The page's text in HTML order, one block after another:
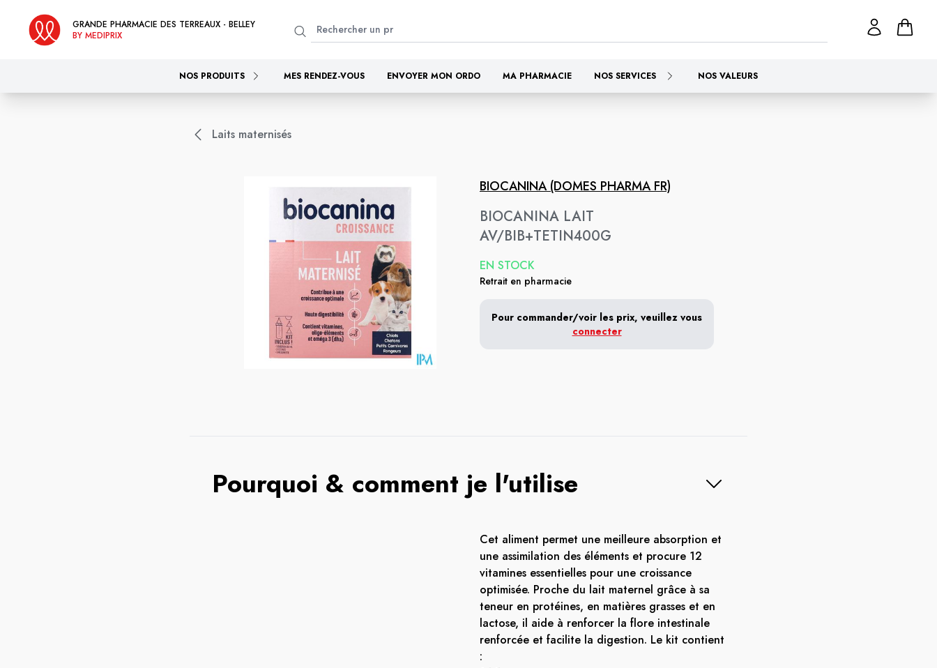
GRANDE PHARMACIE DES TERREAUX - BELLEY
BY MEDIPRIX
NOS PRODUITS MES RENDEZ-VOUS ENVOYER MON ORDO MA PHARMACIE NOS SERVICES NOS VALEURS
Laits maternisés
BIOCANINA (DOMES PHARMA FR)
BIOCANINA LAIT
AV/BIB+TETIN400G
EN STOCK
Retrait en pharmacie
Pour commander/voir les prix, veuillez vous
connecter
Pourquoi & comment je l'utilise
Cet aliment permet une meilleure absorption et
une assimilation des éléments et procure 12
vitamines essentielles pour une croissance
optimisée. Proche du lait maternel grâce à sa
teneur en protéines, en matières grasses et en
lactose, il aide à renforcer la flore intestinale
renforcée et facilite la digestion. Le kit contient
: